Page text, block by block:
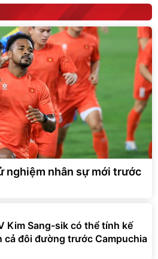
nghiệm nhân sự mới trước
Kim Sang-sik có thể tính kế
cả đôi đường trước Campuchia